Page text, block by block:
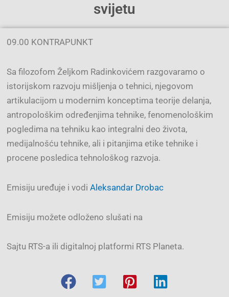
svijetu
09.00 KONTRAPUNKT
Sa filozofom Željkom Radinkovićem razgovaramo o
istorijskom razvoju mišljenja o tehnici, njegovom
artikulacijom u modernim konceptima teorije delanja,
antropološkim određenjima tehnike, fenomenološkim
pogledima na tehniku kao integralni deo života,
medijalnošću tehnike, ali i pitanjima etike tehnike i
procene posledica tehnološkog razvoja.
Emisiju uređuje i vodi Aleksandar Drobac
Emisiju možete odloženo slušati na
Sajtu RTS-a ili digitalnoj platformi RTS Planeta.